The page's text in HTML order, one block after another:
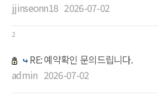
jjinseonn18 2026-07-02
2
RE: 예약확인 문의드립니다.
admin 2026-07-02